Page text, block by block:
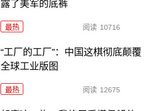
露了美军的底裤
最热 阅读 10716
“工厂的工厂”：中国这棋彻底颠覆
全球工业版图
最热 阅读 12675